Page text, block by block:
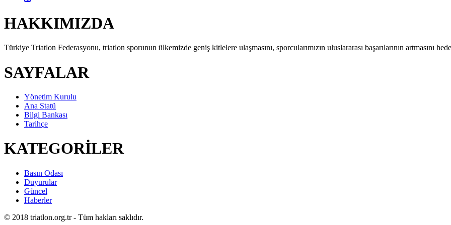
HAKKIMIZDA
Türkiye Triatlon Federasyonu, triatlon sporunun ülkemizde geniş kitlelere ulaşmasını, sporcularımızın uluslararası başarılarının artmasını
SAYFALAR
Yönetim Kurulu
Ana Statü
Bilgi Bankası
Tarihçe
KATEGORİLER
Basın Odası
Duyurular
Güncel
Haberler
© 2018 triatlon.org.tr - Tüm hakları saklıdır.